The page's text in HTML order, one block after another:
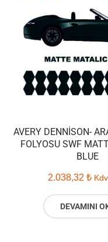
AVERY DENNISON-
FOLYOSU SWF
BLUE
2.038,32 ₺
DEVAMINI